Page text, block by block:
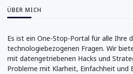
ÜBER MICH
Es ist ein One-Stop-Portal für alle Ihre
technologiebezogenen Fragen. Wir
mit datengetriebenen Hacks und
Probleme mit Klarheit, Einfachheit und